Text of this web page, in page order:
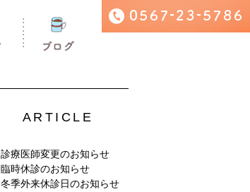
ARTICLE
診療医師変更のお知らせ
臨時休診のお知らせ
冬季外来休診日のお知らせ